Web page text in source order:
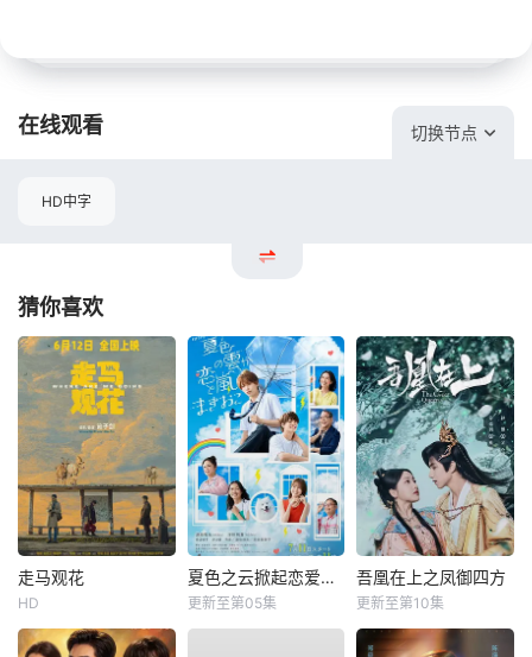
在线观看 切换节点
HD中字
猜你喜欢
走马观花
HD
夏色之云掀起恋爱与风暴
更新至第05集
吾凰在上之凤御四方
更新至第10集